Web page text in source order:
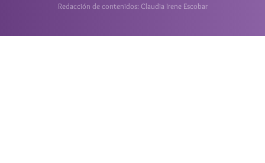
Redacción de contenidos: Claudia Irene Escobar